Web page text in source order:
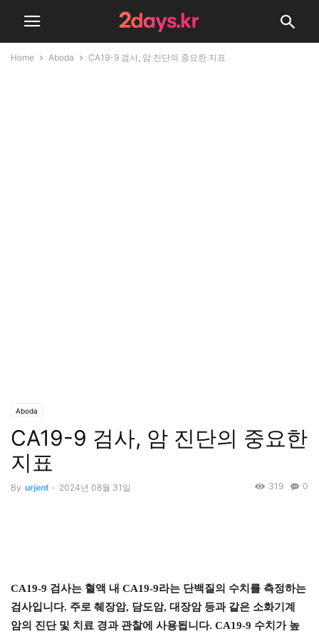
Home Aboda CA19-9 검사, 암 진단의 중요한 지표
Aboda
CA19-9 검사, 암 진단의 중요한
지표
By urjent - 2024년 08월 31일 0
319
CA19-9 검사는 혈액 내 CA19-9라는 단백질의 수치를 측정하는
검사입니다. 주로 췌장암, 담도암, 대장암 등과 같은 소화기계
암의 진단 및 치료 경과 관찰에 사용됩니다. CA19-9 수치가 높